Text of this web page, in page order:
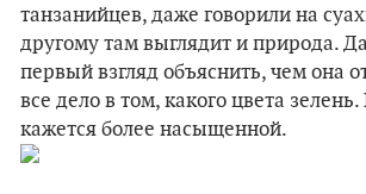
танзанийцев, даже говорили на
другому там выглядит и природа.
первый взгляд объяснить, чем она
все дело в том, какого цвета
кажется более насыщенной.